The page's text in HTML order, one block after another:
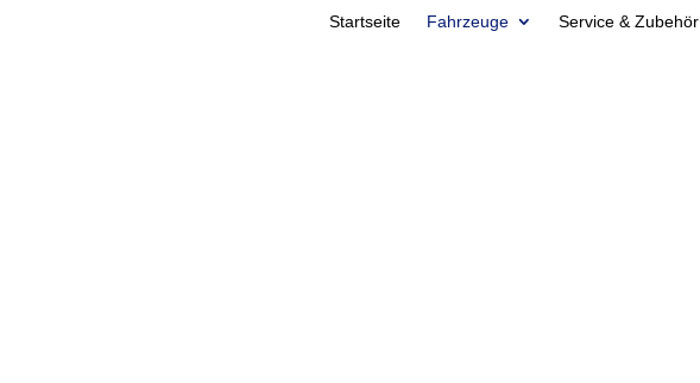
Startseite Fahrzeuge Service & Zubehör